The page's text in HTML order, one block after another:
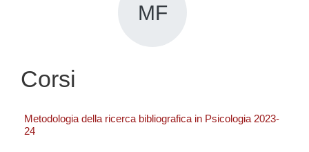
MF
Corsi
Metodologia della ricerca bibliografica in Psicologia 2023-
24